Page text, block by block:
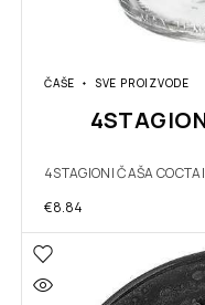
ČAŠE SVE PROIZVODE
4STAGIONI ČAŠA
€8.84